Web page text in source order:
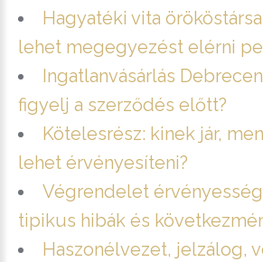
Hagyatéki vita
lehet megegyezést elérni
Ingatlanvásárlás
figyelj a szerződés előtt?
Kötelesrész: kinek jár,
lehet érvényesíteni?
Végrendelet
tipikus hibák és
Haszonélvezet, jelzálog,